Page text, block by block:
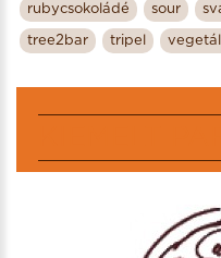
rubycsokoládé sour
tree2bar tripel